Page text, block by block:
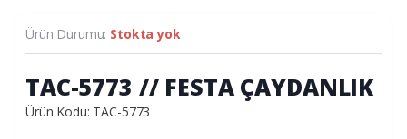
Ürün Durumu: Stokta yok
TAC-5773 // FESTA ÇAYDANLIK
Ürün Kodu: TAC-5773